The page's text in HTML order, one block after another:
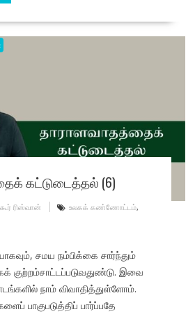
கட்டுடைத்தல் (6)
ரிஸ்வான் உலகக் கண்ணோட்டம்,
சமய நம்பிக்கை சார்ந்தும்
குற்றம்சாட்டப்படுவதுண்டு. இவை
நாம் விவாதித்துள்ளோம்.
பாகுபடுத்திப் பார்ப்பதே